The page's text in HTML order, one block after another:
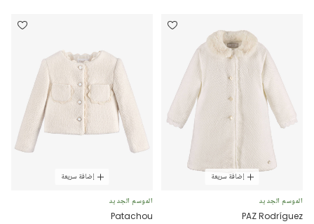
إضافة سريعة
الموسم الجديد
PAZ Rodríguez
إضافة سريعة
الموسم الجديد
Patachou